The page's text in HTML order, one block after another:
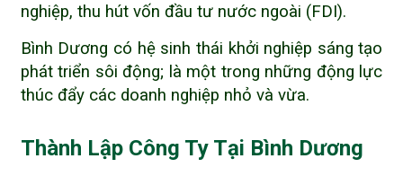
nghiệp, thu hút vốn đầu tư nước ngoài (FDI).
Bình Dương có hệ sinh thái khởi nghiệp sáng tạo
phát triển sôi động; là một trong những động lực
thúc đẩy các doanh nghiệp nhỏ và vừa.
Thành Lập Công Ty Tại Bình Dương